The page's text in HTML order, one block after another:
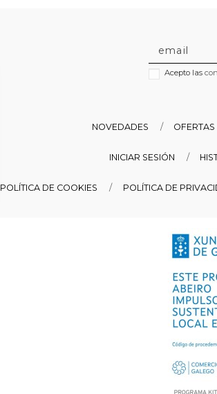
Acepto las
NOVEDADES OFERTAS
INICIAR SESIÓN
POLÍTICA DE COOKIES POLÍTICA DE